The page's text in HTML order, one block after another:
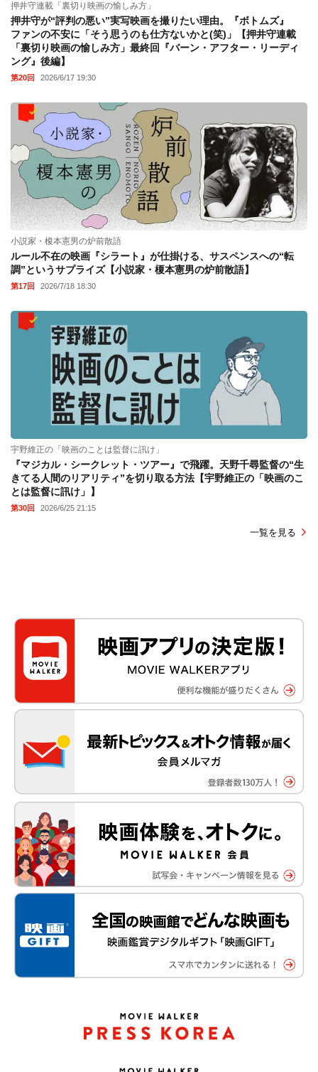
押井守連載「裏切り映画の愉しみ方」
押井守が“評判の悪い”実写映画を撮りたい理由。『ボトムズ』
ファンの不安に「そう思うのも仕方ないかと(笑)」【押井守連載
「裏切り映画の愉しみ方」最終回『バーン・アフター・リーディ
ング』後編】
第20回 2026/6/17 19:30
小説家・榎本憲男の炉前散語
ルール不在の映画『シラート』が仕掛ける、サスペンスへの“転
調”というサプライズ【小説家・榎本憲男の炉前散語】
第17回 2026/7/18 18:30
宇野維正の「映画のことは監督に訊け」
『マジカル・シークレット・ツアー』で飛躍。天野千尋監督の“生
きてる人間のリアリティ”を切り取る方法【宇野維正の「映画のこ
とは監督に訊け」】
第30回 2026/6/25 21:15
一覧を見る